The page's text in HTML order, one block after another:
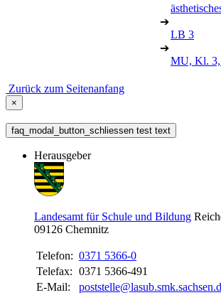
➔
LB 3
➔
MU, Kl.
Zurück zum Seitenanfang
×
faq_modal_button_schliessen test text
Herausgeber
Landesamt für Schule und Bildung
09126 Chemnitz
Telefon: 0371 5366-0
Telefax: 0371 5366-491
E-Mail: